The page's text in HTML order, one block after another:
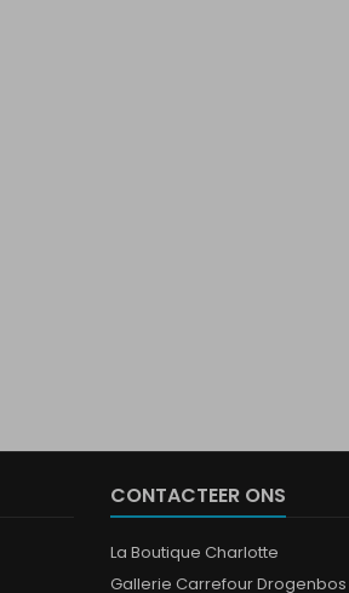
CONTACTEER ONS
La Boutique Charlotte
Gallerie Carrefour Drogenbos